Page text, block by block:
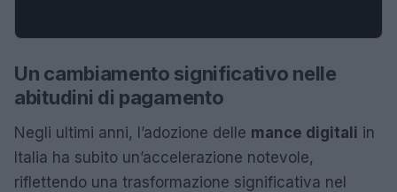
Un cambiamento significativo nelle
abitudini di pagamento
Negli ultimi anni, l’adozione delle mance digitali in
Italia ha subito un’accelerazione notevole,
riflettendo una trasformazione significativa nel